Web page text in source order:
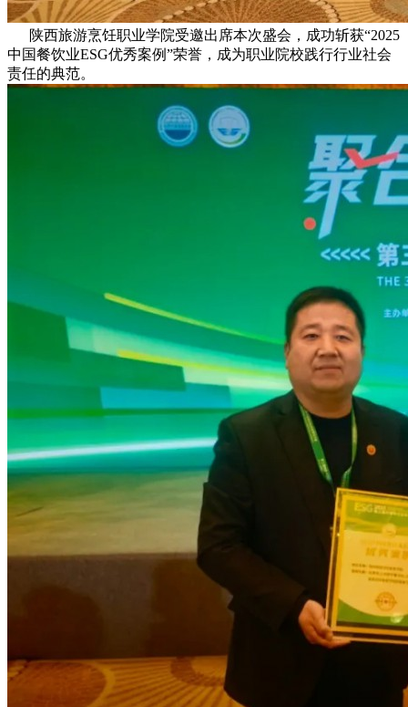
陕西旅游烹饪职业学院受邀出席本次盛会，成功斩获“2025
中国餐饮业ESG优秀案例”荣誉，成为职业院校践行行业社会
责任的典范。